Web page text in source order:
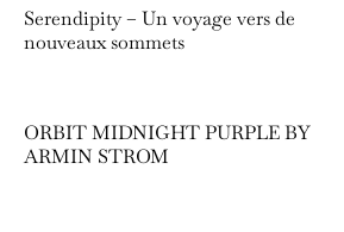
Serendipity – Un voyage vers de
nouveaux sommets
ORBIT MIDNIGHT PURPLE BY
ARMIN STROM